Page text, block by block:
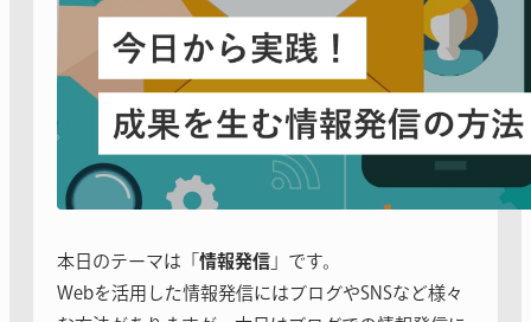
本日のテーマは「 情報発信 」です。
Webを活用した情報発信にはブログやSNSなど様々